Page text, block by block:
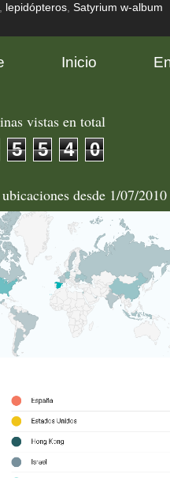
lepidópteros Satyrium w-album
Inicio
vistas en total
5 5 4 0
desde 1/07/2010